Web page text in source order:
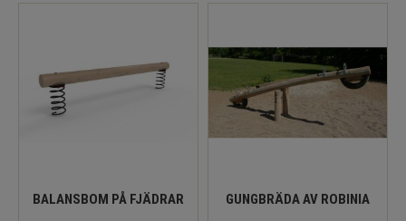
BALANSBOM PÅ FJÄDRAR GUNGBRÄDA AV ROBINIA